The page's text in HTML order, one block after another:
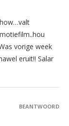
vorige week
eruit!! Salar
BEANTWOORD